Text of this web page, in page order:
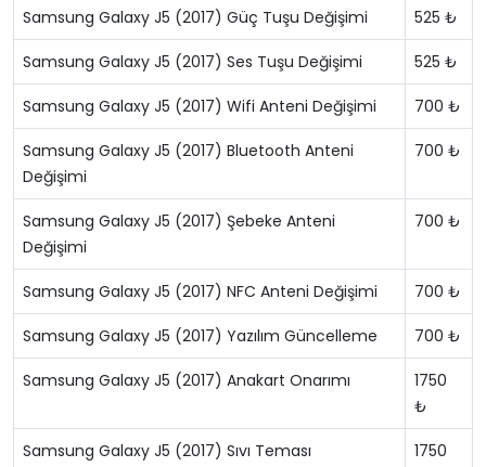
Samsung Galaxy J5 (2017) Güç Tuşu Değişimi 525 ₺
Samsung Galaxy J5 (2017) Ses Tuşu Değişimi 525 ₺
Samsung Galaxy J5 (2017) Wifi Anteni Değişimi 700 ₺
Samsung Galaxy J5 (2017) Bluetooth Anteni
Değişimi
700 ₺
Samsung Galaxy J5 (2017) Şebeke Anteni
Değişimi
700 ₺
Samsung Galaxy J5 (2017) NFC Anteni Değişimi 700 ₺
Samsung Galaxy J5 (2017) Yazılım Güncelleme 700 ₺
Samsung Galaxy J5 (2017) Anakart Onarımı
1750
₺
Samsung Galaxy J5 (2017) Sıvı Teması
1750